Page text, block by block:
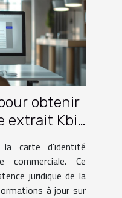
obtenir
extrait Kbis
la carte d'identité
commerciale. Ce
juridique de la
à jour sur